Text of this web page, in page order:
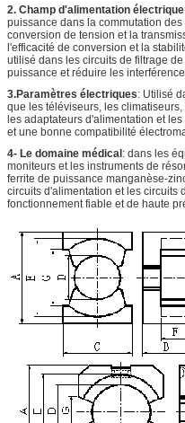
2. Champ d'alimentation électrique
puissance dans la commutation
conversion de tension et la
l'efficacité de conversion et la
utilisé dans les circuits de filtrage
puissance et réduire les
3.Paramètres électriques: Utilisé
que les téléviseurs, les
les adaptateurs d'alimentation et
et une bonne compatibilité
4- Le domaine médical: dans les
moniteurs et les instruments de
ferrite de puissance manganèse-
circuits d'alimentation et les circuits
fonctionnement fiable et de haute